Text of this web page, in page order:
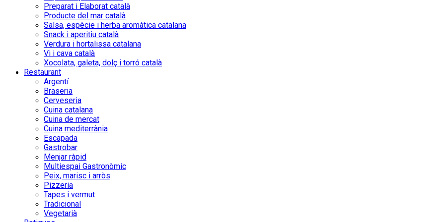
Preparat i Elaborat català
Producte del mar català
Salsa, espècie i herba aromàtica catalana
Snack i aperitiu català
Verdura i hortalissa catalana
Vi i cava català
Xocolata, galeta, dolç i torró català
Restaurant
Argentí
Braseria
Cerveseria
Cuina catalana
Cuina de mercat
Cuina mediterrània
Escapada
Gastrobar
Menjar ràpid
Multiespai Gastronòmic
Peix, marisc i arròs
Pizzeria
Tapes i vermut
Tradicional
Vegetarià